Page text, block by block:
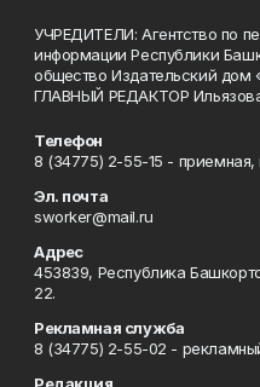
УЧРЕДИТЕЛИ: Агентство по
информации Республики
общество Издательский дом
ГЛАВНЫЙ РЕДАКТОР
Телефон
8 (34775) 2-55-15 - приемная,
Эл. почта
sworker@mail.ru
Адрес
453839, Республика
22.
Рекламная служба
8 (34775) 2-55-02 -